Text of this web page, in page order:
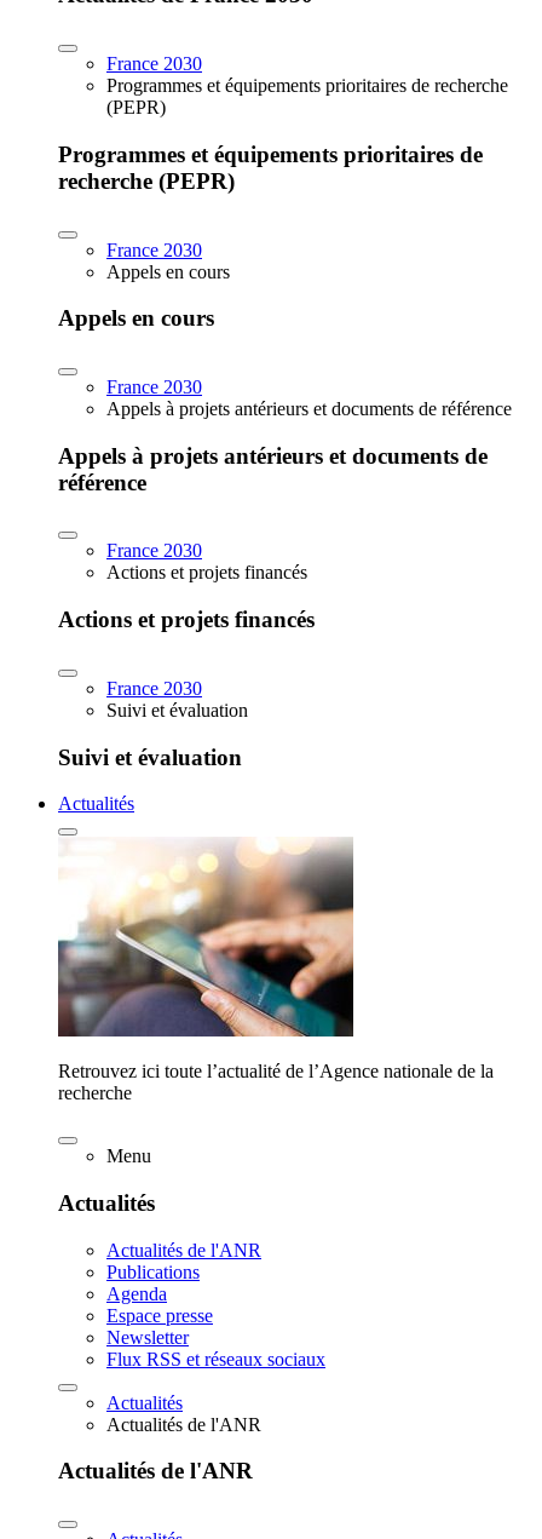
France 2030
Programmes et équipements prioritaires de recherche
(PEPR)
Programmes et équipements prioritaires de
recherche (PEPR)
France 2030
Appels en cours
Appels en cours
France 2030
Appels à projets antérieurs et documents de référence
Appels à projets antérieurs et documents de
référence
France 2030
Actions et projets financés
Actions et projets financés
France 2030
Suivi et évaluation
Suivi et évaluation
Actualités
Retrouvez ici toute l’actualité de l’Agence nationale de la
recherche
Menu
Actualités
Actualités de l'ANR
Publications
Agenda
Espace presse
Newsletter
Flux RSS et réseaux sociaux
Actualités
Actualités de l'ANR
Actualités de l'ANR